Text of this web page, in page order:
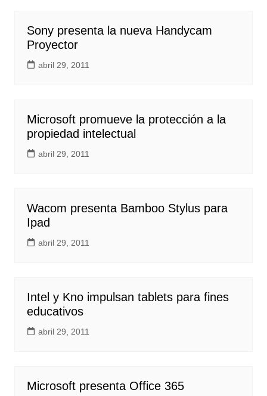
Sony presenta la nueva Handycam
Proyector
abril 29, 2011
Microsoft promueve la protección a la
propiedad intelectual
abril 29, 2011
Wacom presenta Bamboo Stylus para
Ipad
abril 29, 2011
Intel y Kno impulsan tablets para fines
educativos
abril 29, 2011
Microsoft presenta Office 365